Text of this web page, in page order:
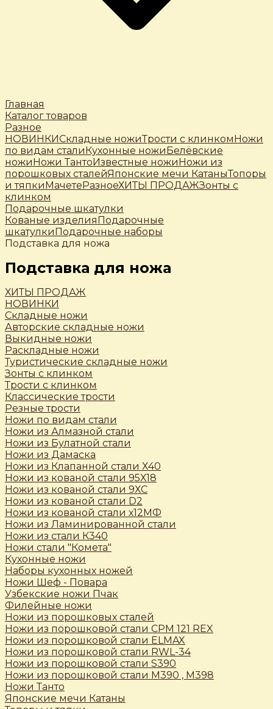
Главная
Каталог товаров
Разное
НОВИНКИСкладные ножиТрости c клинкомНожи
по видам сталиКухонные ножиБелёвские
ножиНожи ТантоИзвестные ножиНожи из
порошковых сталейЯпонские мечи КатаныТопоры
и тяпкиМачетеРазноеХИТЫ ПРОДАЖЗонты с
клинком
Подарочные шкатулки
Кованые изделияПодарочные
шкатулкиПодарочные наборы
Подставка для ножа
Подставка для ножа
ХИТЫ ПРОДАЖ
НОВИНКИ
Складные ножи
Авторские складные ножи
Выкидные ножи
Раскладные ножи
Туристические складные ножи
Зонты с клинком
Трости c клинком
Классические трости
Резные трости
Ножи по видам стали
Ножи из Алмазной стали
Ножи из Булатной стали
Ножи из Дамаска
Ножи из Клапанной стали Х40
Ножи из кованой стали 95Х18
Ножи из кованой стали 9ХС
Ножи из кованой стали D2
Ножи из кованой стали х12МФ
Ножи из Ламинированной стали
Ножи из стали К340
Ножи стали "Комета"
Кухонные ножи
Наборы кухонных ножей
Ножи Шеф - Повара
Узбекские ножи Пчак
Филейные ножи
Ножи из порошковых сталей
Ножи из порошковой стали CPM 121 REX
Ножи из порошковой стали ELMAX
Ножи из порошковой стали RWL-34
Ножи из порошковой стали S390
Ножи из порошковой стали М390 , М398
Ножи Танто
Японские мечи Катаны